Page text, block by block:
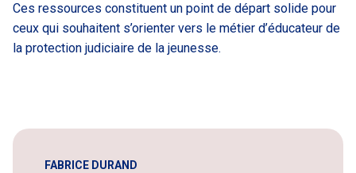
Ces ressources constituent un point de départ solide pour
ceux qui souhaitent s’orienter vers le métier d’éducateur de
la protection judiciaire de la jeunesse.
FABRICE DURAND